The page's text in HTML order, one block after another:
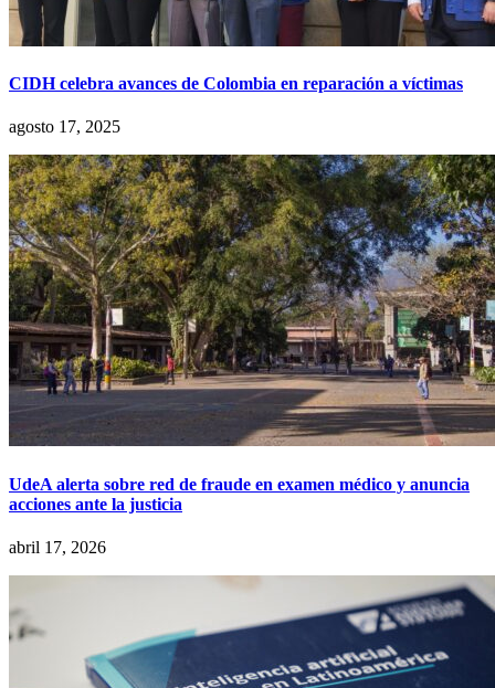
CIDH celebra avances de Colombia en reparación a víctimas
agosto 17, 2025
UdeA alerta sobre red de fraude en examen médico y anuncia
acciones ante la justicia
abril 17, 2026